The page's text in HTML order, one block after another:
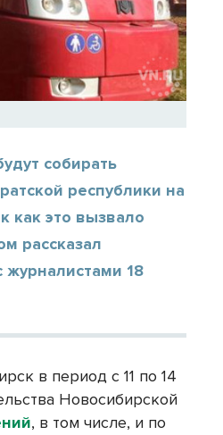
собирать
республики на
как это вызвало
рассказал
журналистами 18
в период с 11 по 14
Новосибирской
, в том числе, и по